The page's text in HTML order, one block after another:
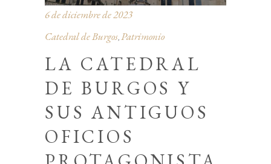
6 de diciembre de 2023
Catedral de Burgos, Patrimonio
LA CATEDRAL
DE BURGOS Y
SUS ANTIGUOS
OFICIOS